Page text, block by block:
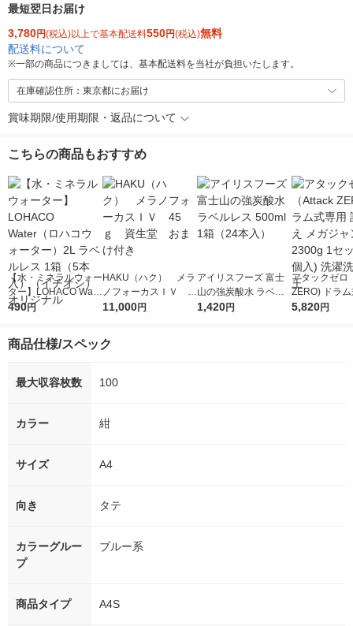
最短翌日お届け
3,780円(税込)以上で基本配送料550円(税込)無料
配送料について
※一部の商品につきましては、基本配送料を当社が負担いたします。
在庫確認住所：東京都にお届け
賞味期限/使用期限・返品について
こちらの商品もおすすめ
【水・ミネラルウォー
ター】LOHACO Wate
r（ロハコウォータ
シ） オリジナル
490円
HAKU（ハク） メラ
ノフォーカスＩＶ 4
5ｇ 資生堂 おまけ
11,000円
アイリスフーズ 富士
山の強炭酸水 ラベル
レス 500ml 1箱（24
1,420円
アタックゼロ
ZERO) ドラ
詰め替え メガ
5,820円
商品仕様/スペック
最大収容枚数 100
カラー 紺
サイズ A4
向き タテ
カラーグルー
プ
ブルー系
商品タイプ A4S